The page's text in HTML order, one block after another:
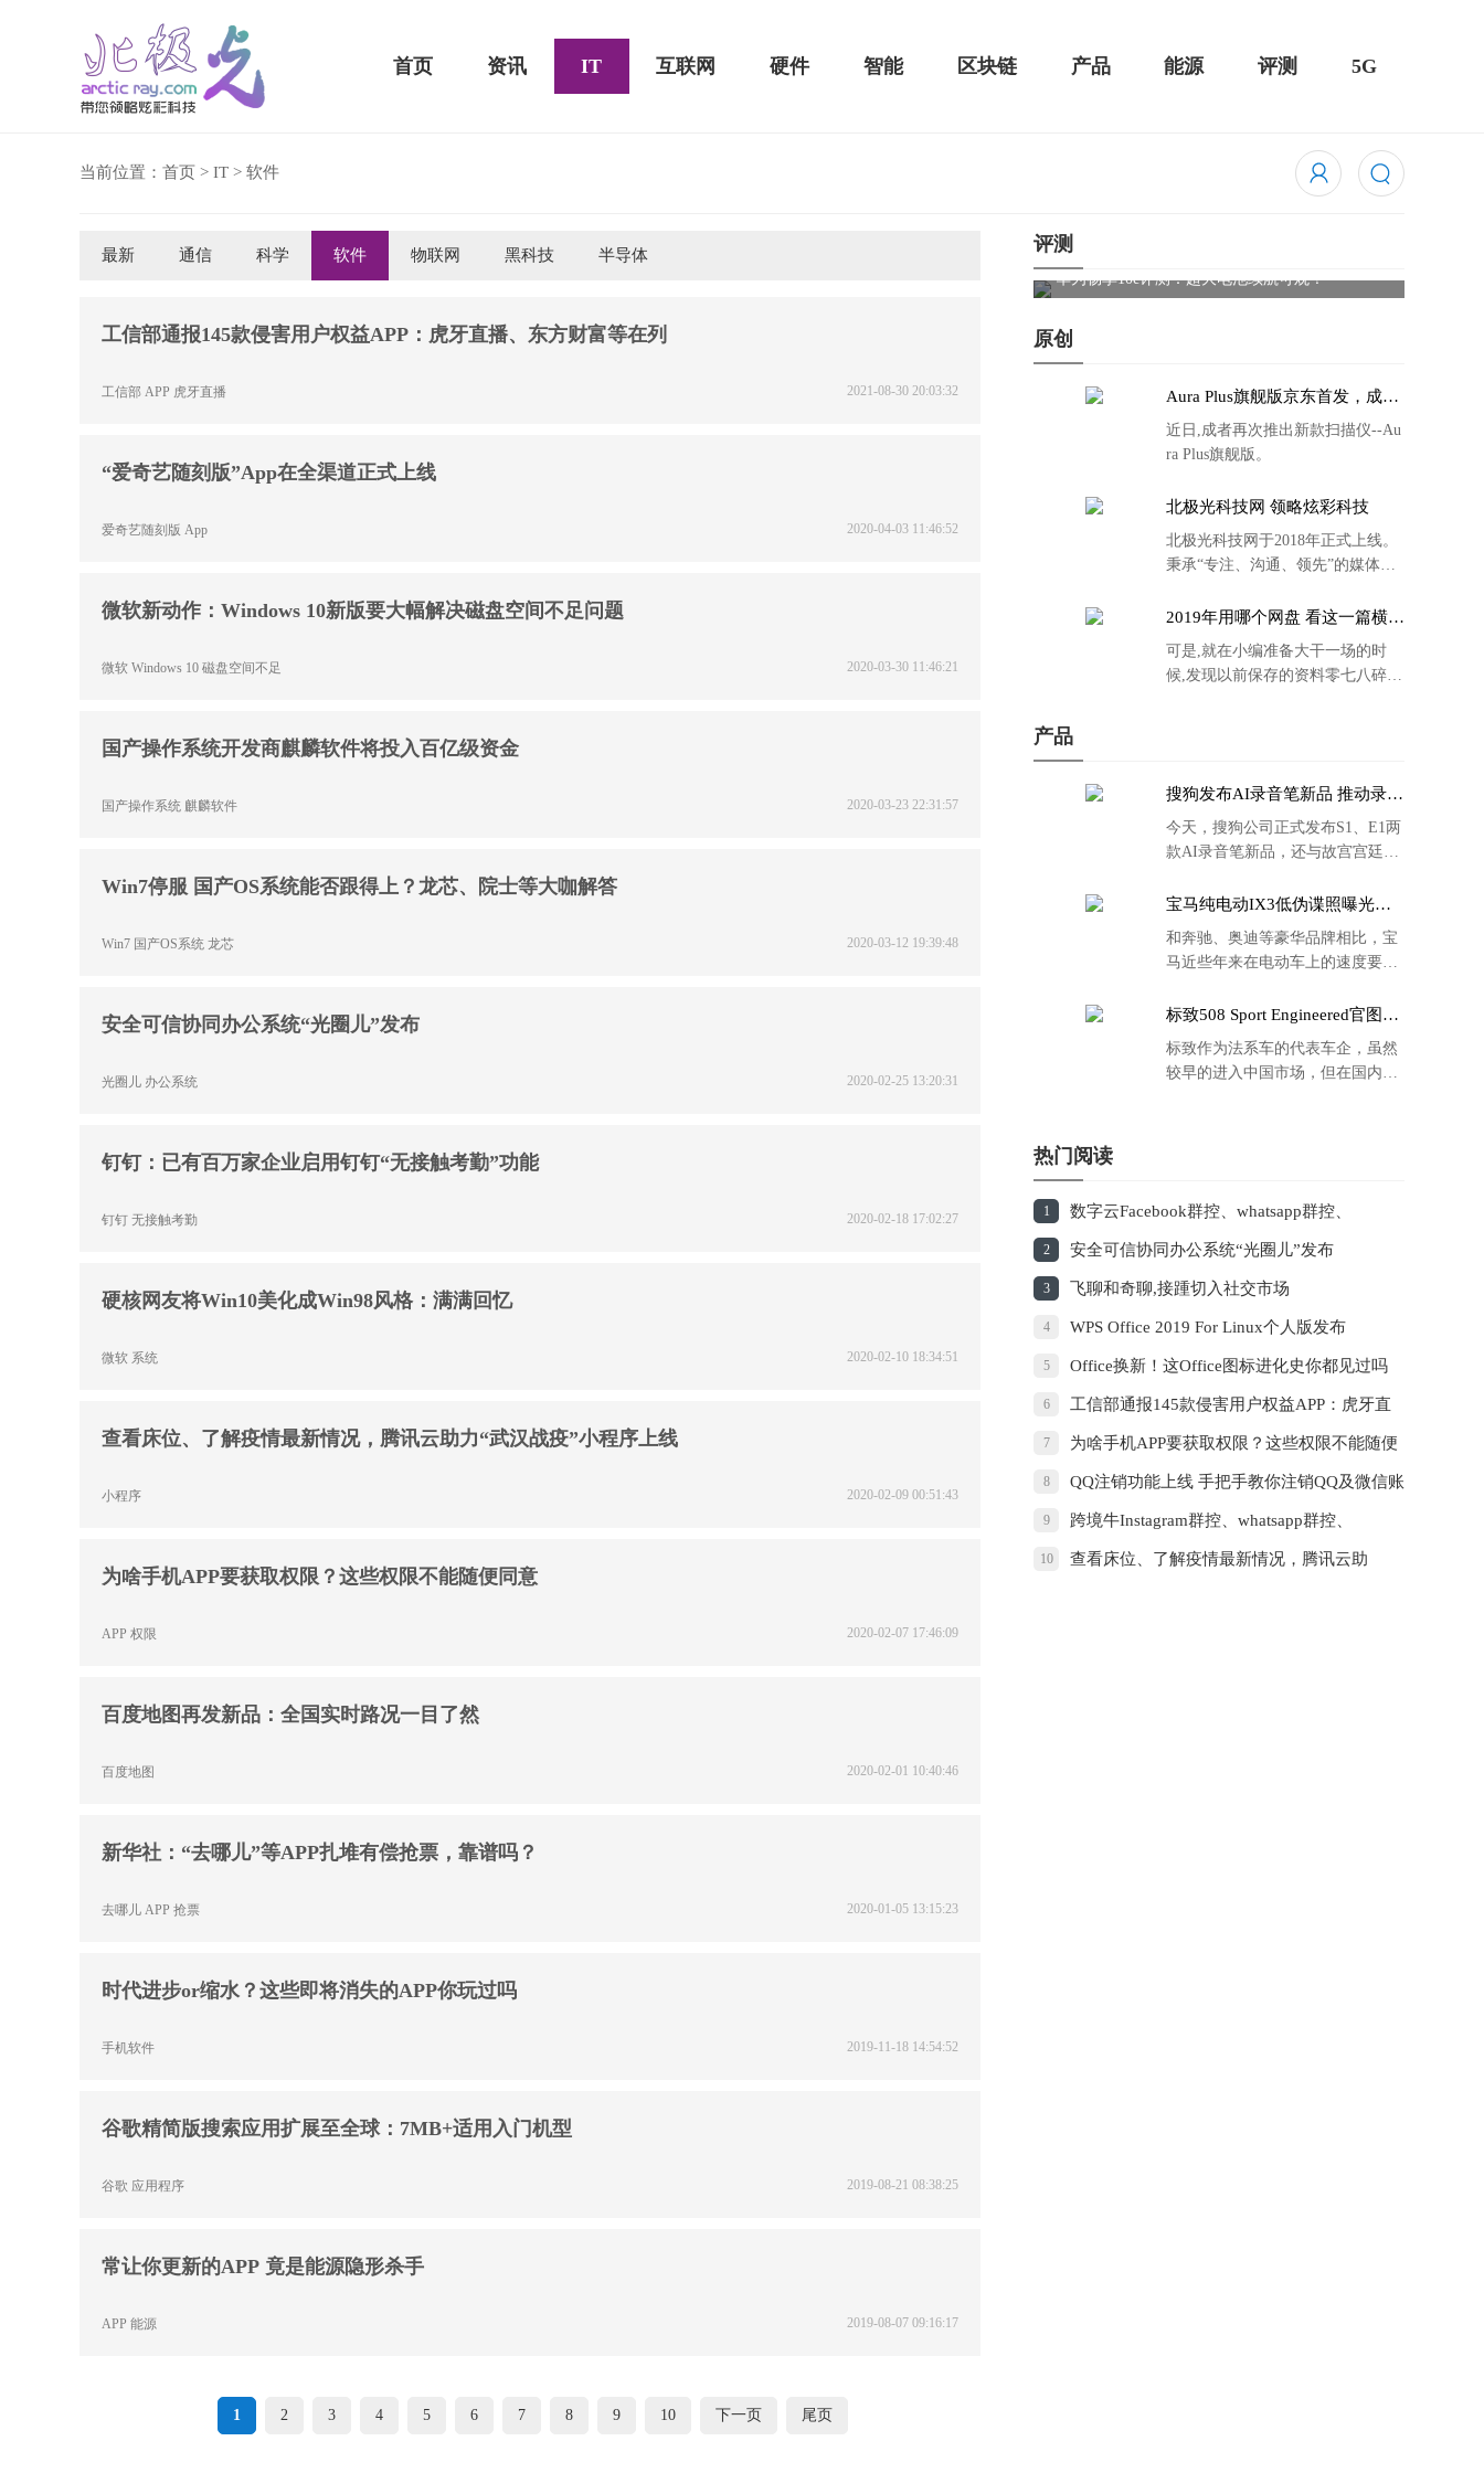
首页 资讯 IT 互联网 硬件 智能 区块链 产品 能源 评测 5G
当前位置： 首页 > IT > 软件
最新 通信 科学 软件 物联网 黑科技 半导体
工信部通报145款侵害用户权益APP：虎牙直播、东方财富等在列
2021-08-30 20:03:32
工信部 APP 虎牙直播
“爱奇艺随刻版”App在全渠道正式上线
2020-04-03 11:46:52
爱奇艺随刻版 App
微软新动作：Windows 10新版要大幅解决磁盘空间不足问题
2020-03-30 11:46:21
微软 Windows 10 磁盘空间不足
国产操作系统开发商麒麟软件将投入百亿级资金
2020-03-23 22:31:57
国产操作系统 麒麟软件
Win7停服 国产OS系统能否跟得上？龙芯、院士等大咖解答
2020-03-12 19:39:48
Win7 国产OS系统 龙芯
安全可信协同办公系统“光圈儿”发布
2020-02-25 13:20:31
光圈儿 办公系统
钉钉：已有百万家企业启用钉钉“无接触考勤”功能
2020-02-18 17:02:27
钉钉 无接触考勤
硬核网友将Win10美化成Win98风格：满满回忆
2020-02-10 18:34:51
微软 系统
查看床位、了解疫情最新情况，腾讯云助力“武汉战疫”小程序上线
2020-02-09 00:51:43
小程序
为啥手机APP要获取权限？这些权限不能随便同意
2020-02-07 17:46:09
APP 权限
百度地图再发新品：全国实时路况一目了然
2020-02-01 10:40:46
百度地图
新华社：“去哪儿”等APP扎堆有偿抢票，靠谱吗？
2020-01-05 13:15:23
去哪儿 APP 抢票
时代进步or缩水？这些即将消失的APP你玩过吗
2019-11-18 14:54:52
手机软件
谷歌精简版搜索应用扩展至全球：7MB+适用入门机型
2019-08-21 08:38:25
谷歌 应用程序
常让你更新的APP 竟是能源隐形杀手
2019-08-07 09:16:17
APP 能源
1 2 3 4 5 6 7 8 9 10 下一页 尾页
评测
骁龙855 Plus横扫千军！黑鲨游戏手机2 Pro评测： 华为畅享10e评测：超大电池续航可观！
原创
Aura Plus旗舰版京东首发，成者
近日,成者再次推出新款扫描仪--Au
ra Plus旗舰版。
北极光科技网 领略炫彩科技
北极光科技网于2018年正式上线。
秉承“专注、沟通、领先”的媒体理
2019年用哪个网盘 看这一篇横评
可是,就在小编准备大干一场的时
候,发现以前保存的资料零七八碎,
产品
搜狗发布AI录音笔新品 推动录音
今天，搜狗公司正式发布S1、E1两
款AI录音笔新品，还与故宫宫廷文
的故宫宫廷联名款。
宝马纯电动IX3低伪谍照曝光：
和奔驰、奥迪等豪华品牌相比，宝
马近些年来在电动车上的速度要慢
标致508 Sport Engineered官图发
标致作为法系车的代表车企，虽然
较早的进入中国市场，但在国内的
热门阅读
1 数字云Facebook群控、whatsapp群控、
instagram群控的使用有没有针对性？
2 安全可信协同办公系统“光圈儿”发布
3 飞聊和奇聊,接踵切入社交市场
4 WPS Office 2019 For Linux个人版发布
5 Office换新！这Office图标进化史你都见过吗
6 工信部通报145款侵害用户权益APP：虎牙直
播、东方财富等在列
7 为啥手机APP要获取权限？这些权限不能随便
同意
8 QQ注销功能上线 手把手教你注销QQ及微信账
号
9 跨境牛Instagram群控、whatsapp群控、
facebook群控主要针对的人群有哪些？
10 查看床位、了解疫情最新情况，腾讯云助